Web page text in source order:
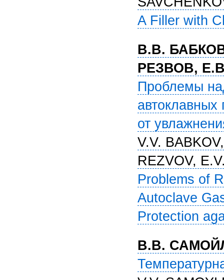
A Filler with
В.В.
РЕЗВОВ,
Проблемы
автоклавных
от
V.V.
REZVOV,
Problems of
Autoclave
Protection
В.В.